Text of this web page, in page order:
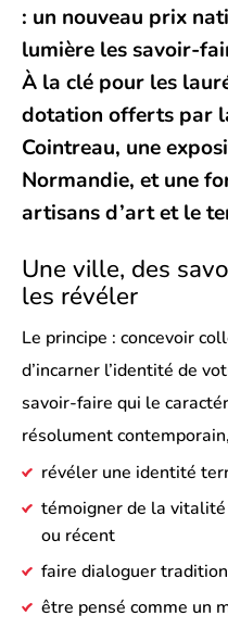
: un nouveau prix
lumière les savoir-
À la clé pour les
dotation offerts par
Cointreau, une
Normandie, et une
artisans d’art et le
Une ville, des
les révéler
Le principe : concevoir
d’incarner l’identité de
savoir-faire qui le
résolument
révéler une identité
témoigner de la vitalité
ou récent
faire dialoguer
être pensé comme un